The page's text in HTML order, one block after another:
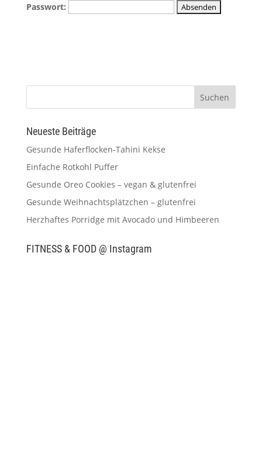
Passwort:
Neueste Beiträge
Gesunde Haferflocken-Tahini Kekse
Einfache Rotkohl Puffer
Gesunde Oreo Cookies – vegan & glutenfrei
Gesunde Weihnachtsplätzchen – glutenfrei
Herzhaftes Porridge mit Avocado und Himbeeren
FITNESS & FOOD @ Instagram